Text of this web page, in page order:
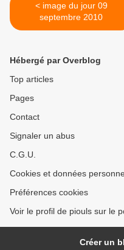
< image du jour 09
septembre 2010
Hébergé par Overblog
Top articles
Pages
Contact
Signaler un abus
C.G.U.
Cookies et données
Préférences cookies
Voir le profil de piouls sur le
Créer un